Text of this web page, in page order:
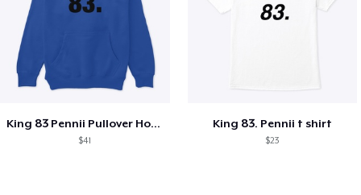
King 83 Pennii Pullover Hoodie
$41
King 83. Pennii t shirt
$23